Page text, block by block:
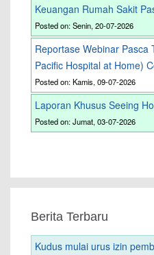
Keuangan Rumah Sakit
Posted on: Senin, 20-07-2026
Reportase Webinar Pasca
Pacific Hospital at Home)
Posted on: Kamis, 09-07-2026
Laporan Khusus Seeing
Posted on: Jumat, 03-07-2026
Berita Terbaru
Kudus mulai urus izin